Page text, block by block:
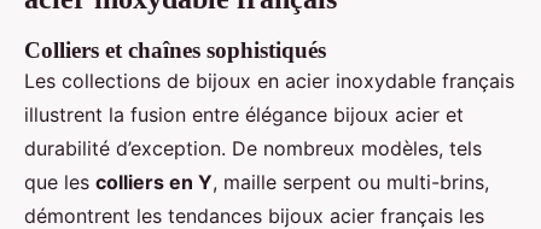
Colliers et chaînes sophistiqués
Les collections de bijoux en acier inoxydable français
illustrent la fusion entre élégance bijoux acier et
durabilité d’exception. De nombreux modèles, tels
que les colliers en Y, maille serpent ou multi-brins,
démontrent les tendances bijoux acier français les